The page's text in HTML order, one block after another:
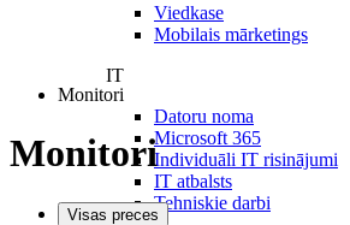
Viedkase
Mobilais mārketings
IT
Datoru noma
Microsoft 365
Individuāli IT risinājumi
IT atbalsts
Tehniskie darbi
Monitori
Monitori
Visas preces